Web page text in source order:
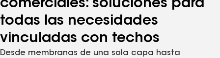
comerciales: soluciones para
todas las necesidades
vinculadas con techos
Desde membranas de una sola capa hasta